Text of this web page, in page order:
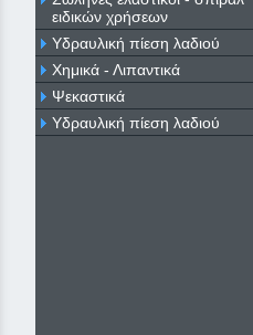
ειδικών χρήσεων
Υδραυλική πίεση λαδιού
Χημικά - Λιπαντικά
Ψεκαστικά
Υδραυλική πίεση λαδιού